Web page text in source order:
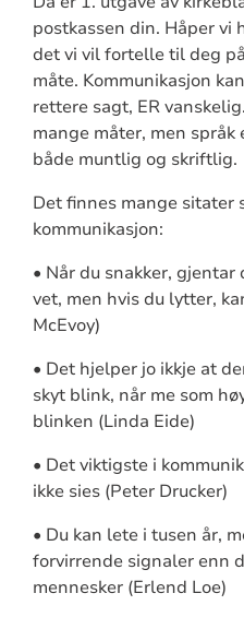
postkassen din. Håper vi
det vi vil fortelle til deg
måte. Kommunikasjon
rettere sagt, ER
mange måter, men
både muntlig og skriftlig.
Det finnes mange sitater
kommunikasjon:
• Når du snakker,
vet, men hvis du lytter,
McEvoy)
• Det hjelper jo ikkje at
skyt blink, når me som
blinken (Linda Eide)
• Det viktigste i
ikke sies (Peter Drucker)
• Du kan lete i tusen år,
forvirrende signaler enn
mennesker (Erlend Loe)